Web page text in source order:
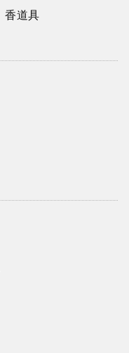
香道具